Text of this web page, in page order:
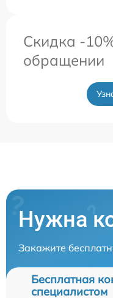
Скидка -
обращении
Нужна
Закажите
Бесплатная
специалистом